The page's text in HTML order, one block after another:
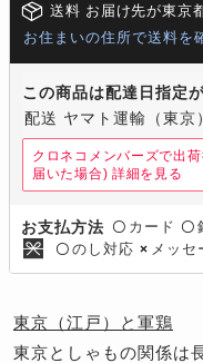
送料 お届け先が東京
お住まいの住所で送料を
この商品は配達日指定
配送 ヤマト運輸（東京）
クロネコメンバーズで出
届いた場合) 詳細を見る
お支払方法 〇 カード 〇
〇 のし対応 × メッセ
東京（江戸）と軍鶏
東京としゃもの関係は